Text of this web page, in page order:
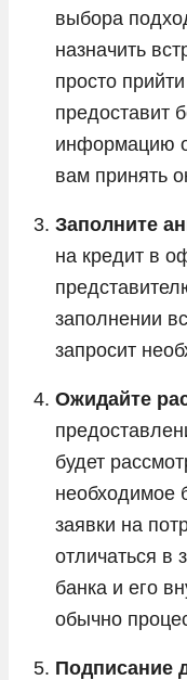
выбора
назначить
просто
предоставит
информацию
вам принять
Заполните
на кредит в
заполнении
запросит
Ожидайте
будет
необходимое
заявки на
отличаться в
банка и его
обычно
Подписание